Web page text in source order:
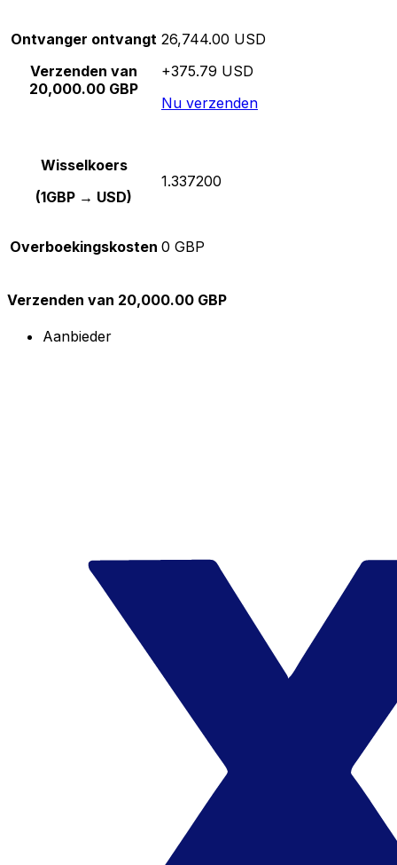
Ontvanger ontvangt
Verzenden van
20,000.00 GBP
26,744.00 USD
+375.79 USD
Nu verzenden
Wisselkoers
(1GBP → USD)
1.337200
Overboekingskosten 0 GBP
Verzenden van 20,000.00 GBP
Aanbieder